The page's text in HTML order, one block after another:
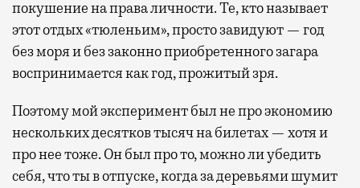
покушение на права личности. Те, кто называет
этот отдых «тюленьим», просто завидуют — год
без моря и без законно приобретенного загара
воспринимается как год, прожитый зря.
Поэтому мой эксперимент был не про экономию
нескольких десятков тысяч на билетах — хотя и
про нее тоже. Он был про то, можно ли убедить
себя, что ты в отпуске, когда за деревьями шумит